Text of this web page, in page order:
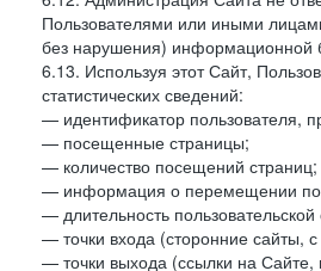
Пользователями или иными
без нарушения) информационной
6.13. Используя этот Сайт,
статистических сведений:
— идентификатор пользователя,
— посещенные страницы;
— количество посещений страниц;
— информация о перемещении по
— длительность пользовательской
— точки входа (сторонние сайты,
— точки выхода (ссылки на Сайте,